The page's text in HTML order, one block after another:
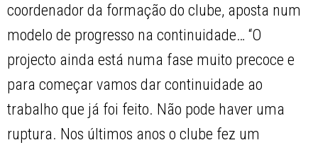
coordenador da formação do clube, aposta num
modelo de progresso na continuidade… “O
projecto ainda está numa fase muito precoce e
para começar vamos dar continuidade ao
trabalho que já foi feito. Não pode haver uma
ruptura. Nos últimos anos o clube fez um